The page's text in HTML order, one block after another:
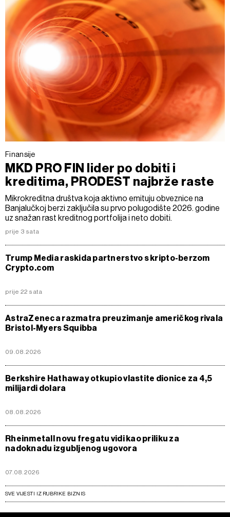
Finansije
MKD PRO FIN lider po dobiti i
kreditima, PRODEST najbrže raste
Mikrokreditna društva koja aktivno emituju obveznice na
Banjalučkoj berzi zaključila su prvo polugodište 2026. godine
uz snažan rast kreditnog portfolija i neto dobiti.
prije 3 sata
Trump Media raskida partnerstvo s kripto-berzom
Crypto.com
prije 22 sata
AstraZeneca razmatra preuzimanje američkog rivala
Bristol-Myers Squibba
09.08.2026
Berkshire Hathaway otkupio vlastite dionice za 4,5
milijardi dolara
08.08.2026
Rheinmetall novu fregatu vidi kao priliku za
nadoknadu izgubljenog ugovora
07.08.2026
SVE VIJESTI IZ RUBRIKE BIZNIS